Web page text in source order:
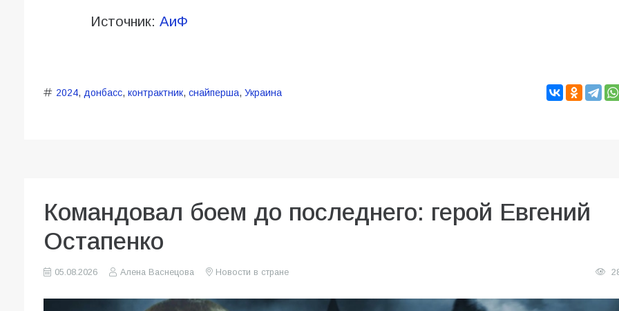
Источник: АиФ
2024, донбасс, контрактник, снайперша, Украина
Командовал боем до последнего: герой Евгений
Остапенко
05.08.2026 Алена Васнецова Новости в стране